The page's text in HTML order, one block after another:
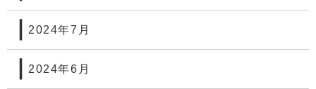
2024年7月
2024年6月